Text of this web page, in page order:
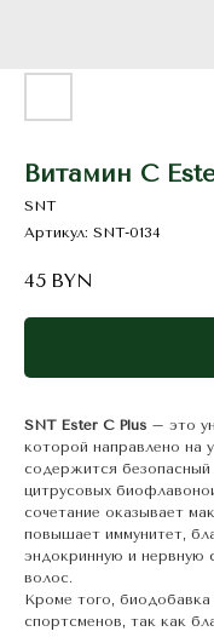
Витамин С
SNT
Артикул: SNT-0134
45 BYN
SNT Ester C Plus – это
которой направлено на
содержится
цитрусовых
сочетание оказывает
повышает иммунитет,
эндокринную и нервную
волос.
Кроме того, биодобавка
спортсменов, так как